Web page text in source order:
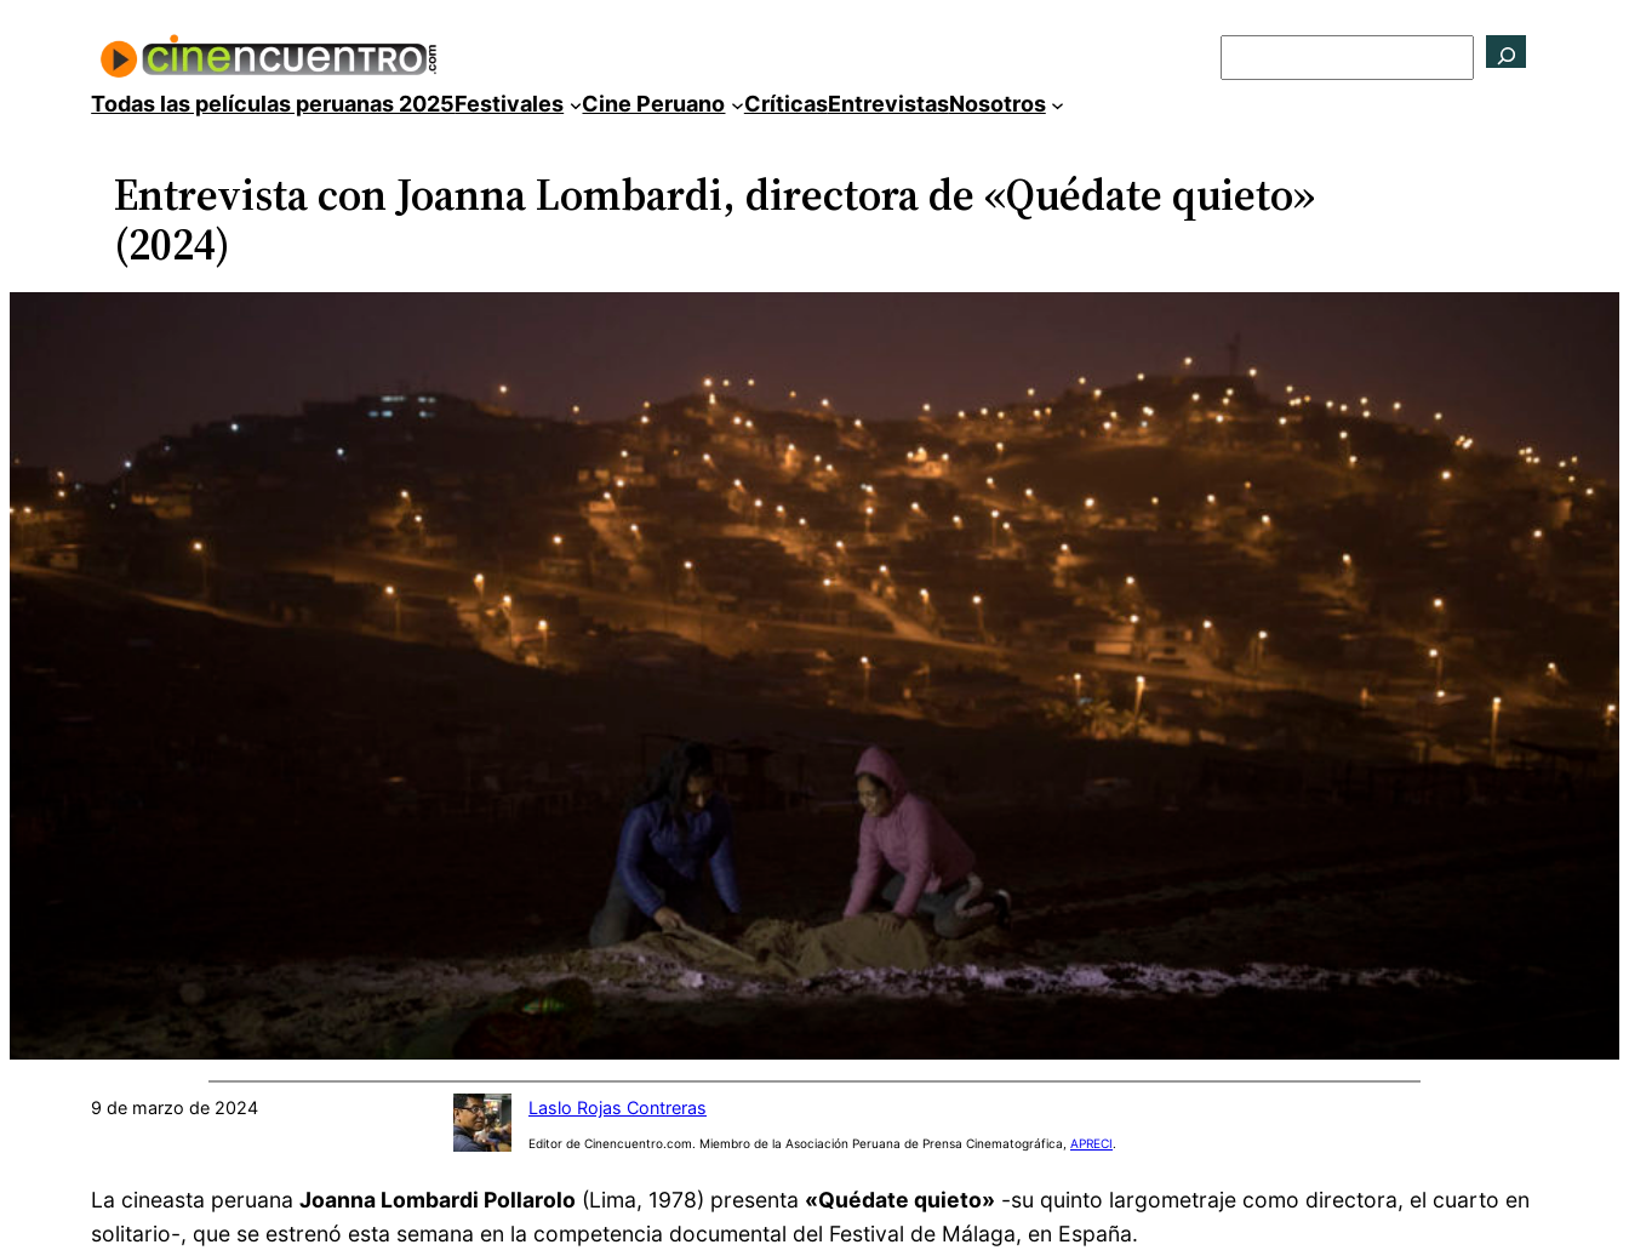
contenidoTodas las películas peruanas 2025Festivales Cine Peruano CríticasEntrevistasNosotros
Entrevista con Joanna Lombardi, directora de «Quédate quieto»
(2024)
9 de marzo de 2024 Laslo Rojas Contreras
Editor de Cinencuentro.com. Miembro de la Asociación Peruana de Prensa Cinematográfica, APRECI.
La cineasta peruanaJoanna Lombardi Pollarolo (Lima, 1978) presenta «Quédate quieto» -su quinto largometraje como directora, el cuarto en
solitario-, que se estrenó esta semana en la competencia documental del Festival de Málaga, en España.